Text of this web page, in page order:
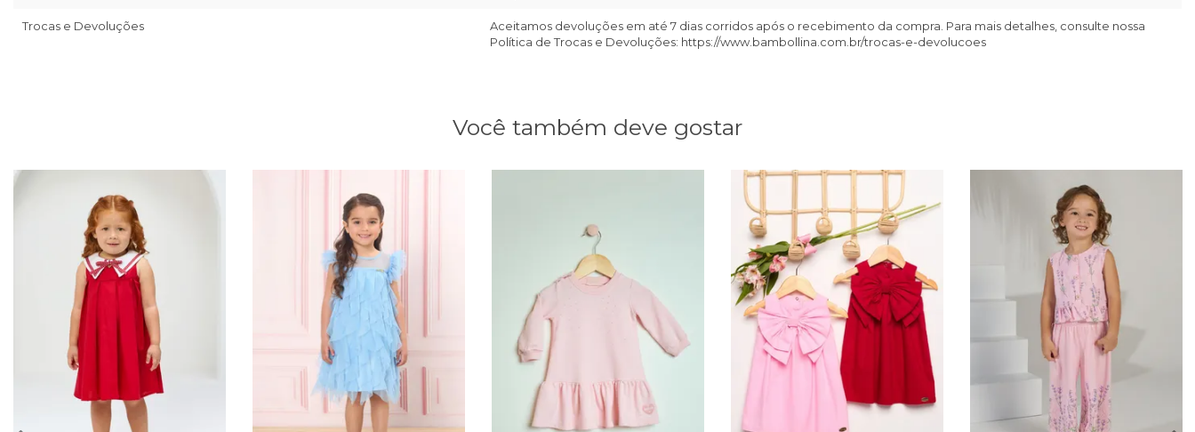
Trocas e Devoluções
Aceitamos devoluções em até 7 dias corridos após o recebimento da compra. Para mais detalhes, consulte nossa
Política de Trocas e Devoluções: https://www.bambollina.com.br/trocas-e-devolucoes
Você também deve gostar